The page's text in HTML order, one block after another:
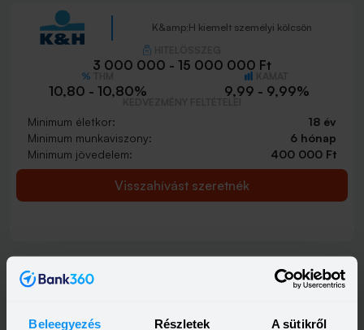
Beleegyezés Részletek A sütikről
K&amp;H kiemelt személyi kölcsön
3 000 000 - 15 000 000 Ft
10,80 - 10,80% 9,99 - 9,99%
Minimum életkor:
18 év
Minimum munkaviszony:
6 hónap
Minimum jövedelem:
400 000 Ft
Visszahívást szeretnék
K&amp;H személyi kölcsön
500 000 - 15 000 000 Ft
THM KAMAT